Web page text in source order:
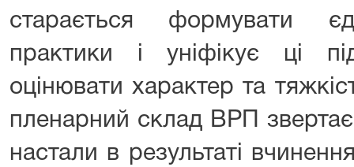
старається формувати
практики і уніфікує ці
оцінювати характер та
пленарний склад ВРП звертає
настали в результаті